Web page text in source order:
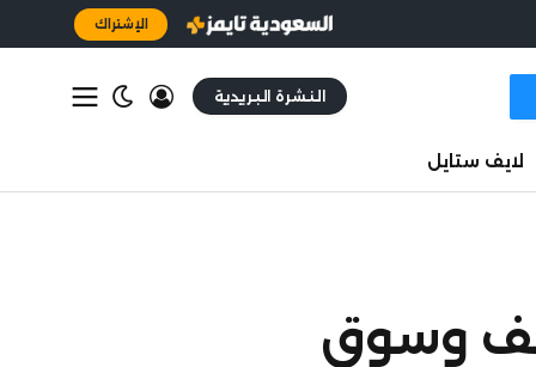
الإشتراك
النشرة البريدية
لايف ستايل
وسوق